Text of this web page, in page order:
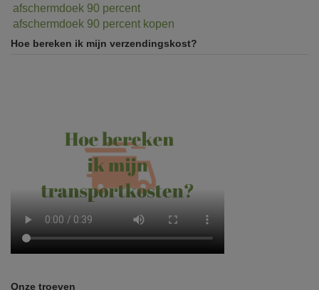
afschermdoek 90 percent
afschermdoek 90 percent kopen
Hoe bereken ik mijn verzendingskost?
Onze troeven